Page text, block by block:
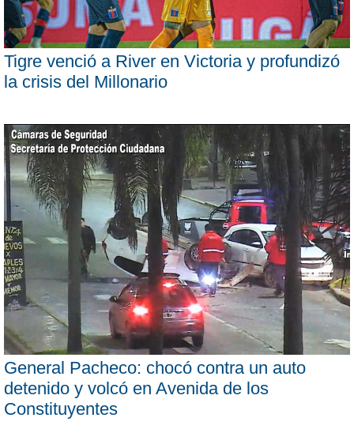
Tigre venció a River en Victoria y profundizó
la crisis del Millonario
General Pacheco: chocó contra un auto
detenido y volcó en Avenida de los
Constituyentes